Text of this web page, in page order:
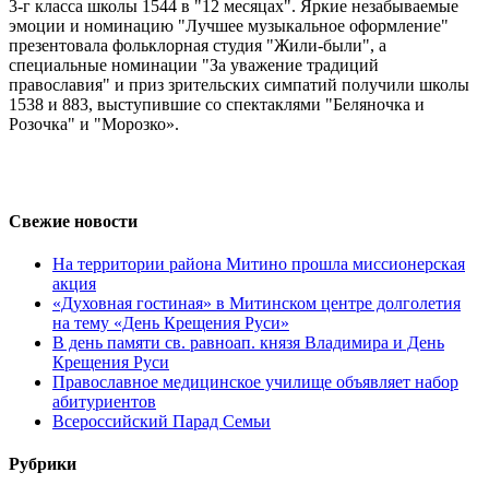
3-г класса школы 1544 в "12 месяцах". Яркие незабываемые
эмоции и номинацию "Лучшее музыкальное оформление"
презентовала фольклорная студия "Жили-были", а
специальные номинации "За уважение традиций
православия" и приз зрительских симпатий получили школы
1538 и 883, выступившие со спектаклями "Беляночка и
Розочка" и "Морозко».
Свежие новости
На территории района Митино прошла миссионерская
акция
«Духовная гостиная» в Митинском центре долголетия
на тему «День Крещения Руси»
В день памяти св. равноап. князя Владимира и День
Крещения Руси
Православное медицинское училище объявляет набор
абитуриентов
Всероссийский Парад Семьи
Рубрики